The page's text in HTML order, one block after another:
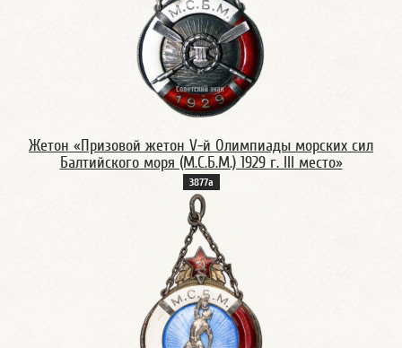
Жетон «Призовой жетон V-й Олимпиады морских сил
Балтийского моря (М.С.Б.М.) 1929 г. III место»
3877а